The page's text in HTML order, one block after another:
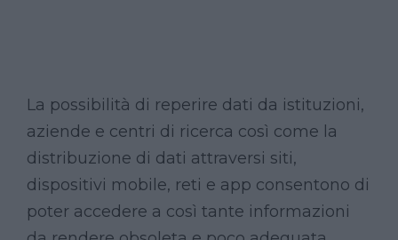
La possibilità di reperire dati da istituzioni,
aziende e centri di ricerca così come la
distribuzione di dati attraversi siti,
dispositivi mobile, reti e app consentono di
poter accedere a così tante informazioni